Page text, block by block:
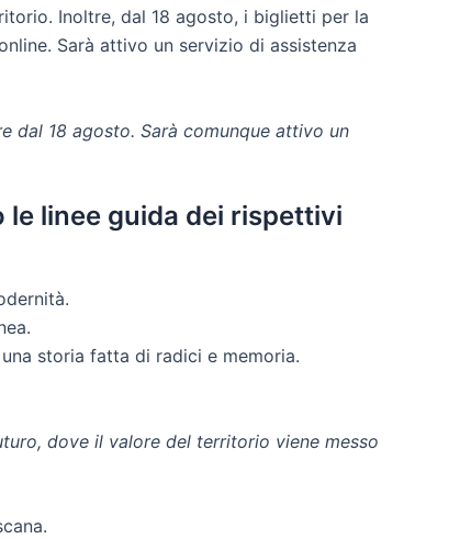
Inoltre, dal 18 agosto, i biglietti per la
Sarà attivo un servizio di assistenza
dal 18 agosto. Sarà comunque attivo un
linee guida dei rispettivi
storia fatta di radici e memoria.
dove il valore del territorio viene messo